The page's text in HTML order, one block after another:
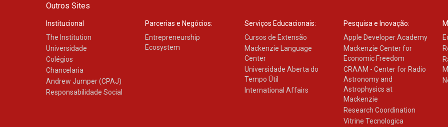
Outros Sites
Institucional
The Institution
Universidade
Colégios
Chancelaria
Andrew Jumper (CPAJ)
Responsabilidade Social
Parcerias e Negócios:
Entrepreneurship
Ecosystem
Serviços Educacionais:
Cursos de Extensão
Mackenzie Language
Center
Universidade Aberta do
Tempo Útil
International Affairs
Pesquisa e Inovação:
Apple Developer Academy
Mackenzie Center for
Economic Freedom
CRAAM - Center for Radio
Astronomy and
Astrophysics at
Mackenzie
Research Coordination
Vitrine Tecnologica